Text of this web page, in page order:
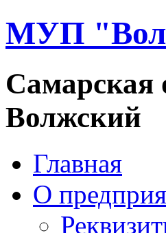
МУП
Самарская
Волжский
Главная
О